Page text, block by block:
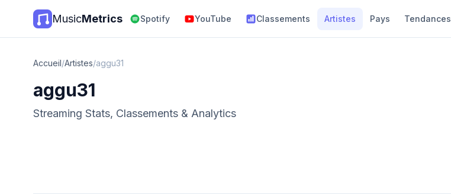
MusicMetrics Spotify YouTube Classements Artistes Pays Tendances
Accueil/Artistes/aggu31
aggu31
Streaming Stats, Classements & Analytics